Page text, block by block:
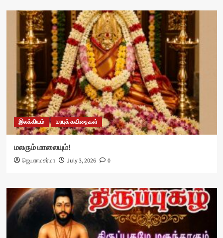
இலக்கியம் மரபுக் கவிதைகள்
மலரும் மாலையும்!
ஜெயராமசர்மா July 3, 2026 0